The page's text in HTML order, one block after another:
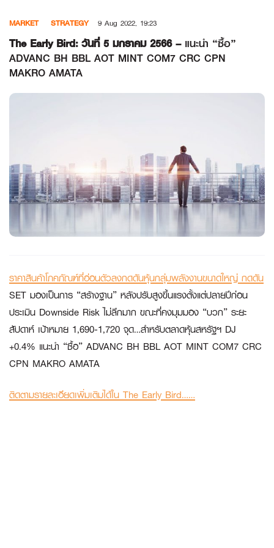
content
MARKET STRATEGY 9 Aug 2022, 19:23
The Early Bird: วันที่ 5 มกราคม 2566 –แนะนำ “ซื้อ”
ADVANC BH BBL AOT MINT COM7 CRC CPN
MAKRO AMATA
ราคาสินค้าโภคภัณฑ์ที่อ่อนตัวลงกดดันหุ้นกลุ่มพลังงานขนาดใหญ่ กดดัน
SET มองเป็นการ “สร้างฐาน” หลังปรับสูงขึ้นแรงตั้งแต่ปลายปีก่อน
ประเมิน Downside Risk ไม่ลึกมาก ขณะที่คงมุมมอง “บวก” ระยะ
สัปดาห์ เป้าหมาย 1,690-1,720 จุด…สำหรับตลาดหุ้นสหรัฐฯ DJ
+0.4% แนะนำ “ซื้อ” ADVANC BH BBL AOT MINT COM7 CRC
CPN MAKRO AMATA
ติดตามรายละเอียดเพิ่มเติมได้ใน The Early Bird……